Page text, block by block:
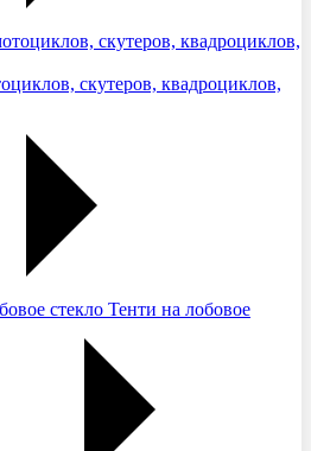
скутеров, квадроциклов,
Тенти на лобовое